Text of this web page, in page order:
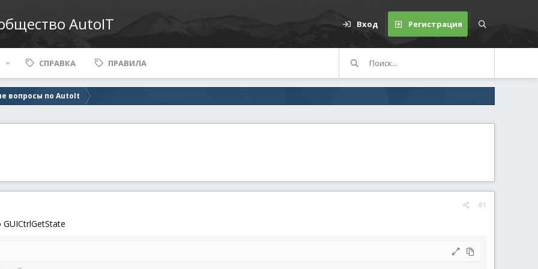
AutoIT Вход Регистрация
СПРАВКА ПРАВИЛА
вопросы по AutoIt
#1